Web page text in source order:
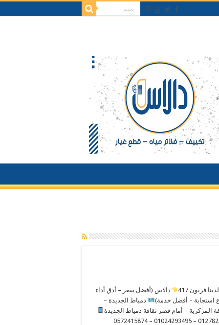
فريون 417
دالاس (أفضل سعر – أدق أداء
استجابة – أفضل خدمة)
دمياط الجديدة –
المركزية – أمام قصر ثقافة دمياط الجديدة
01278250195 –